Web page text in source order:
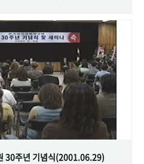
30주년 기념식(2001.06.29)